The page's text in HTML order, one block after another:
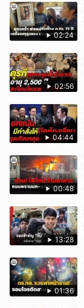
02:24
02:56
04:44
00:48
13:28
01:36